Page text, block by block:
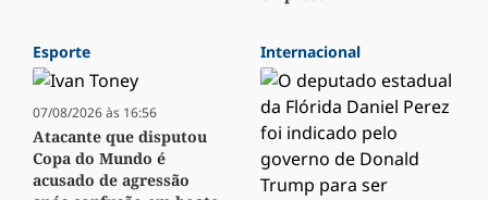
Esporte
07/08/2026 às 16:56
Atacante que disputou
Copa do Mundo é
acusado de agressão
Internacional